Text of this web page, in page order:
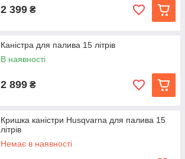
2 399 ₴
Каністра для палива 15 літрів
В наявності
2 899 ₴
Кришка каністри Husqvarna для палива 15
літрів
Немає в наявності